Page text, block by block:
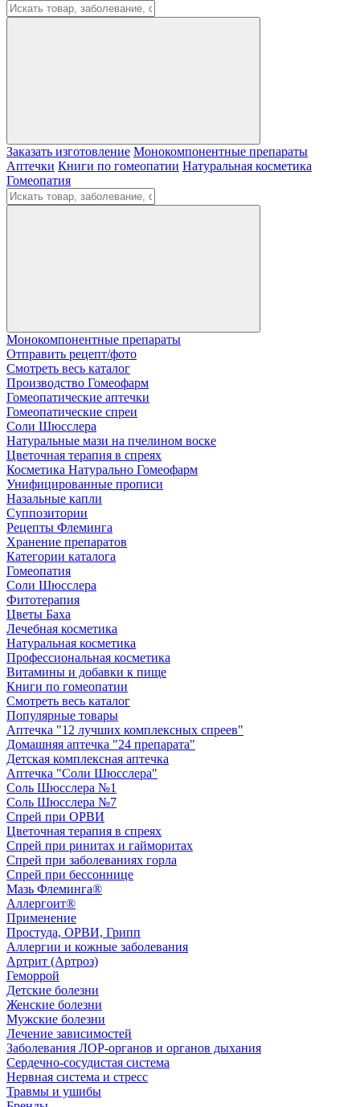
Заказать изготовление Монокомпонентные препараты
Аптечки Книги по гомеопатии Натуральная косметика
Гомеопатия
Монокомпонентные препараты
Отправить рецепт/фото
Смотреть весь каталог
Производство Гомеофарм
Гомеопатические аптечки
Гомеопатические спреи
Соли Шюсслера
Натуральные мази на пчелином воске
Цветочная терапия в спреях
Косметика Натурально Гомеофарм
Унифицированные прописи
Назальные капли
Суппозитории
Рецепты Флеминга
Хранение препаратов
Категории каталога
Гомеопатия
Соли Шюсслера
Фитотерапия
Цветы Баха
Лечебная косметика
Натуральная косметика
Профессиональная косметика
Витамины и добавки к пище
Книги по гомеопатии
Смотреть весь каталог
Популярные товары
Аптечка "12 лучших комплексных спреев"
Домашняя аптечка "24 препарата"
Детская комплексная аптечка
Аптечка "Соли Шюсслера"
Соль Шюсслера №1
Соль Шюсслера №7
Спрей при ОРВИ
Цветочная терапия в спреях
Спрей при ринитах и гайморитах
Спрей при заболеваниях горла
Спрей при бессоннице
Мазь Флеминга®
Аллергоит®
Применение
Простуда, ОРВИ, Грипп
Аллергии и кожные заболевания
Артрит (Артроз)
Геморрой
Детские болезни
Женские болезни
Мужские болезни
Лечение зависимостей
Заболевания ЛОР-органов и органов дыхания
Сердечно-сосудистая система
Нервная система и стресс
Травмы и ушибы